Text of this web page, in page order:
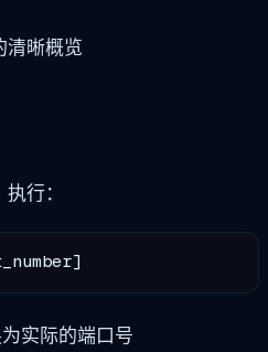
清晰概览
行：
实际的端口号